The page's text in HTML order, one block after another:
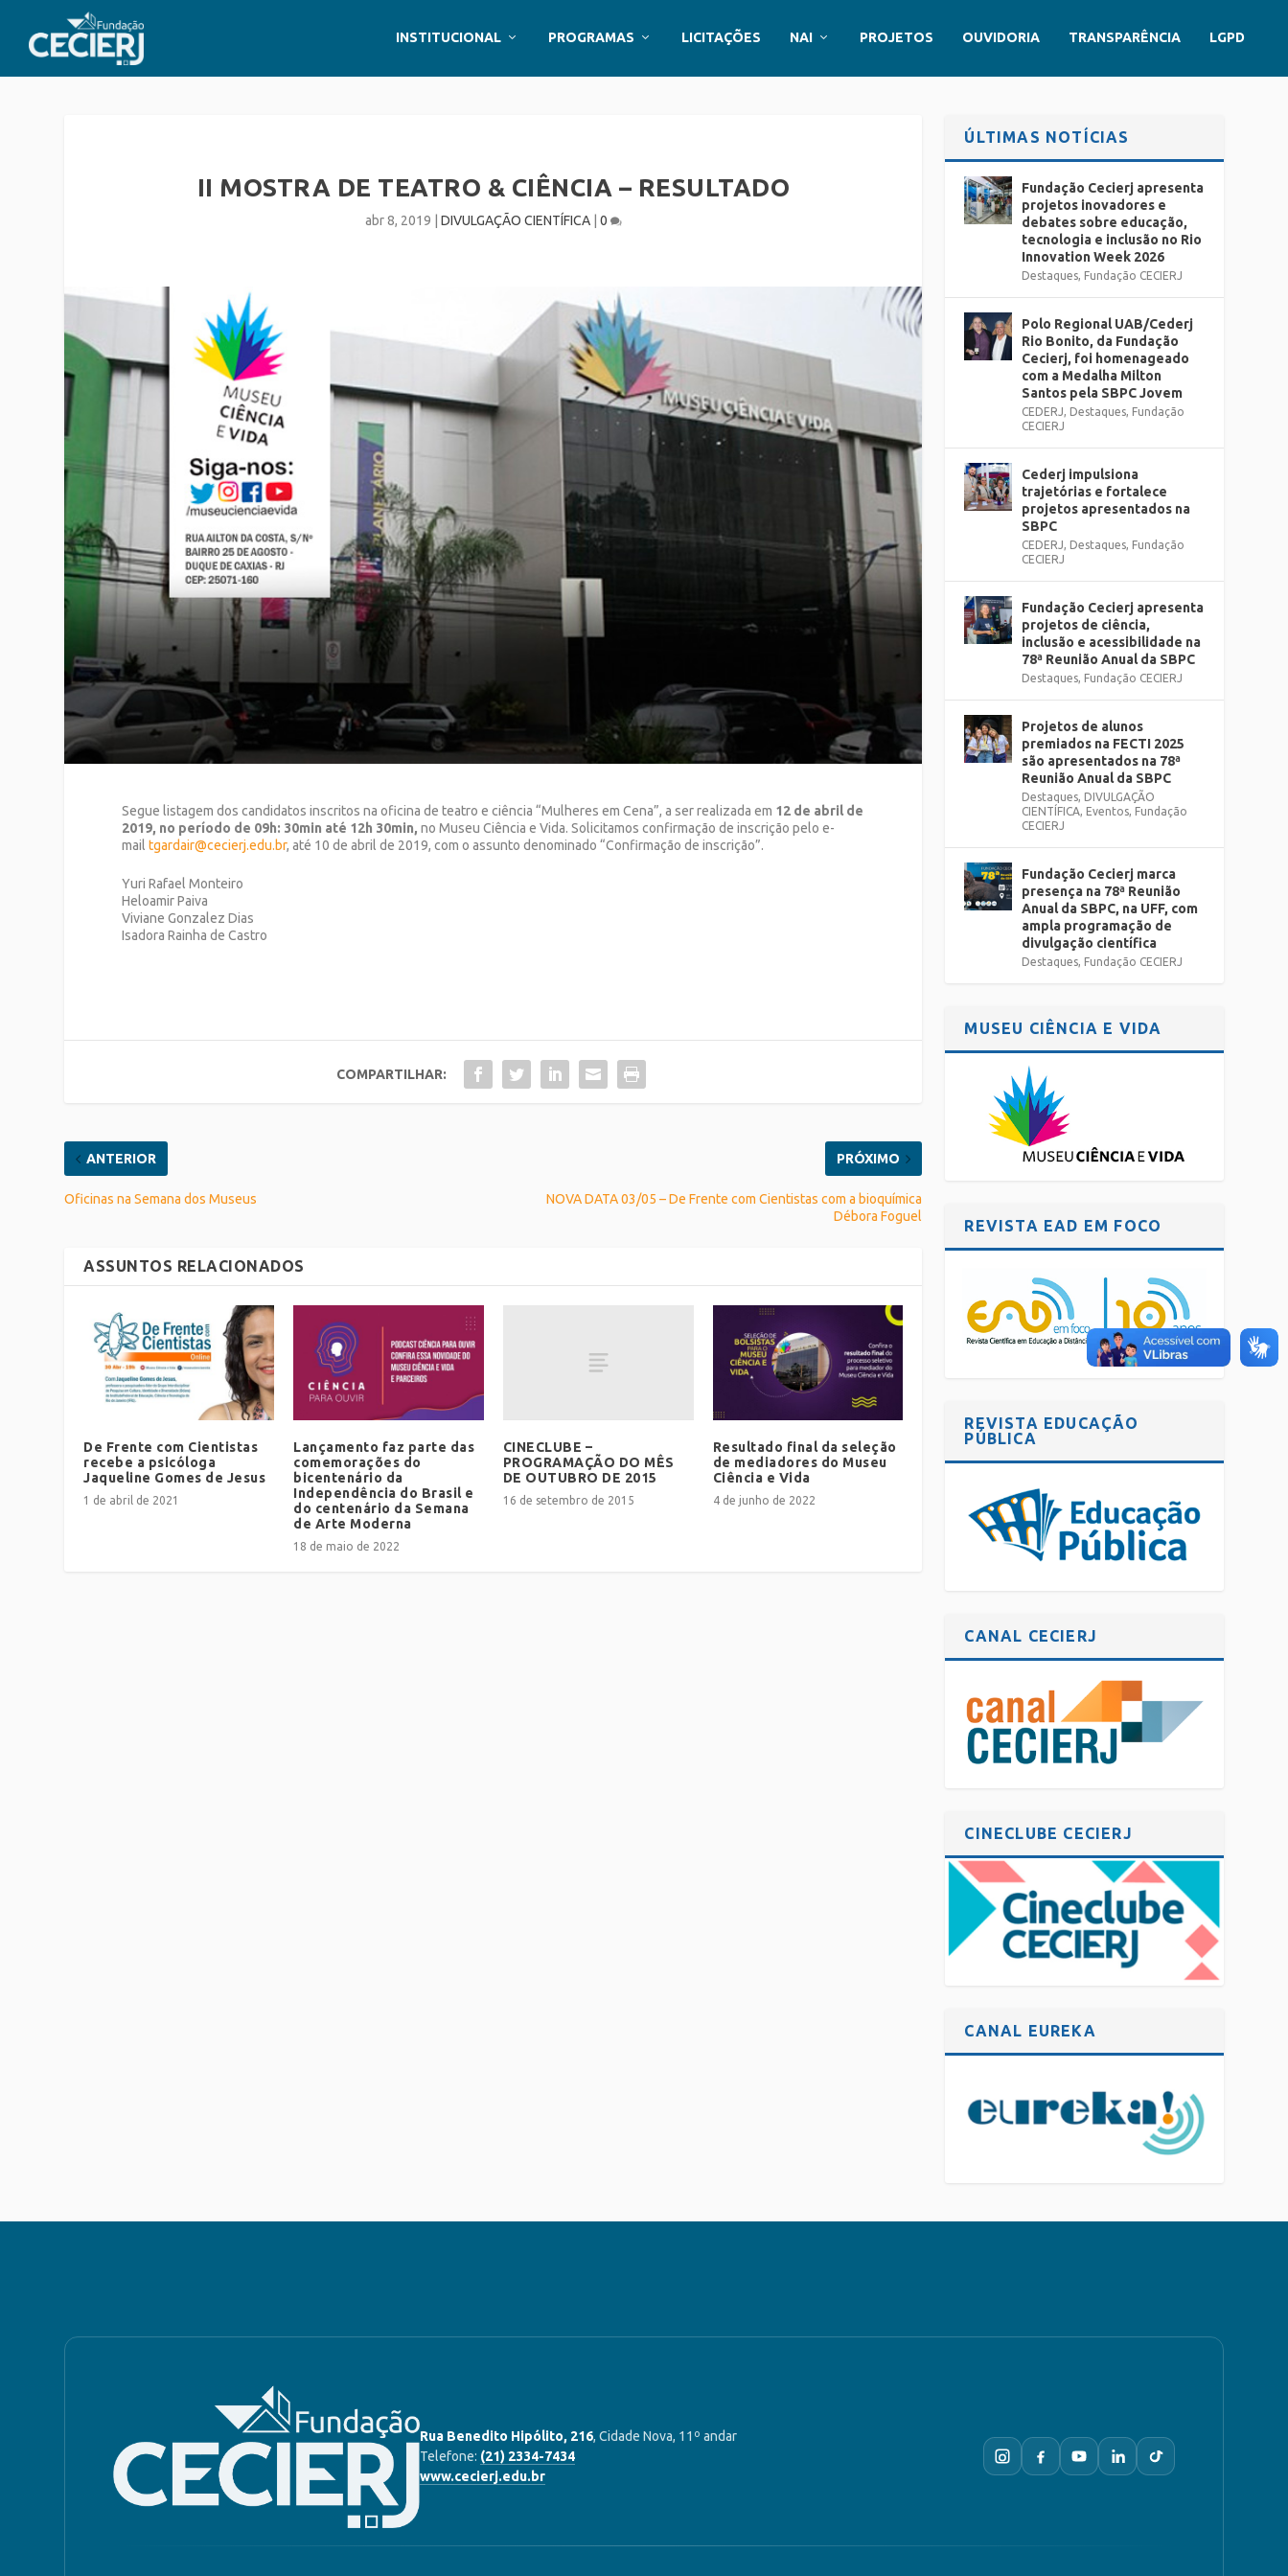
INSTITUCIONAL PROGRAMAS LICITAÇÕES NAI PROJETOS OUVIDORIA TRANSPARÊNCIA LGPD
II MOSTRA DE TEATRO & CIÊNCIA – RESULTADO
abr 8, 2019 DIVULGAÇÃO CIENTÍFICA| 0
Segue listagem dos candidatos inscritos na oficina de teatro e ciência “Mulheres em Cena”, a ser realizada em 12 de abril de
2019, no período de 09h: 30min até 12h 30min,no Museu Ciência e Vida. Solicitamos confirmação de inscrição pelo e-
mailtgardair@cecierj.edu.br, até 10 de abril de 2019, com o assunto denominado “Confirmação de inscrição”.
Yuri Rafael Monteiro
Heloamir Paiva
Viviane Gonzalez Dias
Isadora Rainha de Castro
COMPARTILHAR:
ANTERIOR
Oficinas na Semana dos Museus
PRÓXIMO
NOVA DATA 03/05 – De Frente com Cientistas com a bioquímica
Débora Foguel
ASSUNTOS RELACIONADOS
De Frente com Cientistas
recebe a psicóloga
Jaqueline Gomes de Jesus
1 de abril de 2021
Lançamento faz parte das
comemorações do
bicentenário da
Independência do Brasil e
do centenário da Semana
de Arte Moderna
18 de maio de 2022
CINECLUBE –
PROGRAMAÇÃO DO MÊS
DE OUTUBRO DE 2015
16 de setembro de 2015
Resultado final da seleção
de mediadores do Museu
Ciência e Vida
4 de junho de 2022
ÚLTIMAS NOTÍCIAS
Fundação Cecierj apresenta
projetos inovadores e
debates sobre educação,
tecnologia e inclusão no Rio
Innovation Week 2026
Destaques, Fundação CECIERJ
Polo Regional UAB/Cederj
Rio Bonito, da Fundação
Cecierj, foi homenageado
com a Medalha Milton
Santos pela SBPC Jovem
CEDERJ, Destaques, Fundação
CECIERJ
Cederj impulsiona
trajetórias e fortalece
projetos apresentados na
SBPC
CEDERJ, Destaques, Fundação
CECIERJ
Fundação Cecierj apresenta
projetos de ciência,
inclusão e acessibilidade na
78ª Reunião Anual da SBPC
Destaques, Fundação CECIERJ
Projetos de alunos
premiados na FECTI 2025
são apresentados na 78ª
Reunião Anual da SBPC
Destaques, DIVULGAÇÃO
CIENTÍFICA, Eventos, Fundação
CECIERJ
Fundação Cecierj marca
presença na 78ª Reunião
Anual da SBPC, na UFF, com
ampla programação de
divulgação científica
Destaques, Fundação CECIERJ
MUSEU CIÊNCIA E VIDA
REVISTA EAD EM FOCO
REVISTA EDUCAÇÃO
PÚBLICA
CANAL CECIERJ
CINECLUBE CECIERJ
CANAL EUREKA
Rua Benedito Hipólito, 216, Cidade Nova, 11º andar
Telefone: (21) 2334-7434
www.cecierj.edu.br